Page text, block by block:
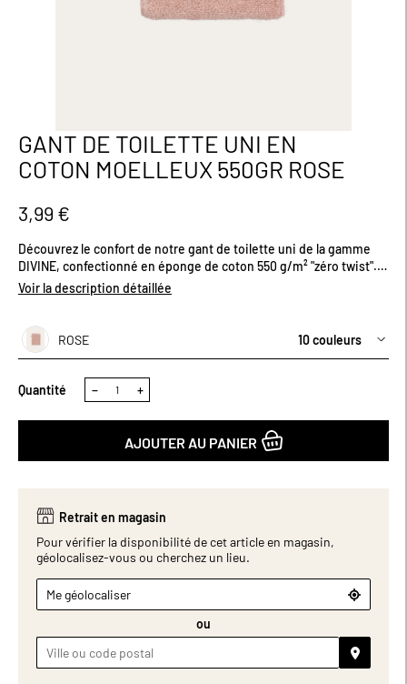
Passer
au
début
la
Galerie
d’images
GANT DE TOILETTE UNI EN
COTON MOELLEUX 550GR ROSE
3,99 €
Découvrez le confort de notre gant de toilette uni de la gamme
DIVINE, confectionné en éponge de coton 550 g/m² "zéro twist".
Son fil sans torsion préserve toute sa souplesse et son moelleux
naturel, offrant une douceur exceptionnelle et une excellente
finition élégante, tandis que son crochet intégré permet de le
suspendre facilement pour un séchage rapide. Disponible en
indispensable pour une routine de soin agréable et efficace.
Dimensions (cm) : H21 x L15.
Voir la description détaillée
ROSE 10 couleurs
Quantité − +
AJOUTER AU PANIER
Retrait en magasin
Pour vérifier la disponibilité de cet article en magasin,
géolocalisez-vous ou cherchez un lieu.
Me géolocaliser
ou